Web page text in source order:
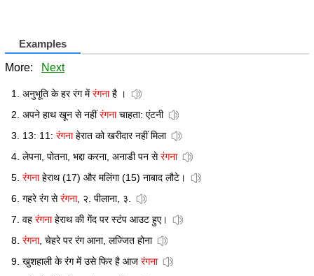
Examples
More: Next
अनुभूति के हर रंग मेंरंगनाहै ।
अपने हाथ खून से नहींरंगनाचाहता: एंटनी
13: 11: रंगनाहेरात को खरीदार नहीं मिला
लेपना, पोतना, भद्दा करना, अनाडी पन सेरंगना
रंगनाहेराथ (17) और मलिंगा (15) नाबाद लौटे।
गहरे रंग सेरंगना, २. पीलाना, ३.
वह रंगनाहेराथ की गेंद पर स्टंप आउट हुए।
रंगना, चेहरे पर रंग आना, लज्जित होना
खुशहाली के रंग में उसे फिर है आज रंगना